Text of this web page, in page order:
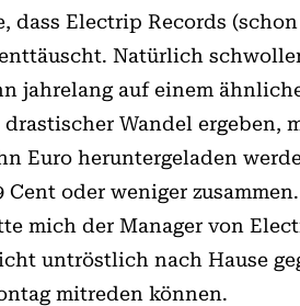
dass Electrip Records
Natürlich
jahrelang auf einem
Wandel ergeben,
Euro heruntergeladen
oder weniger
mich der Manager von
untröstlich nach Hause
mitreden können.